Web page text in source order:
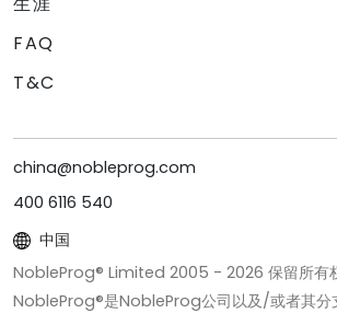
FAQ
T&C
china@nobleprog.com
400 6116 540
中国
NobleProg® Limited 2005 - 2026 保留所有
NobleProg®是NobleProg公司以及/或者其分